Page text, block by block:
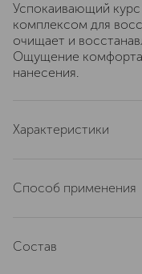
Успокаивающий
комплексом для
очищает и
Ощущение комфорта
нанесения.
Характеристики
эффект
балансирующий,
страна производства
Способ применения
раза в неделю в
Состав